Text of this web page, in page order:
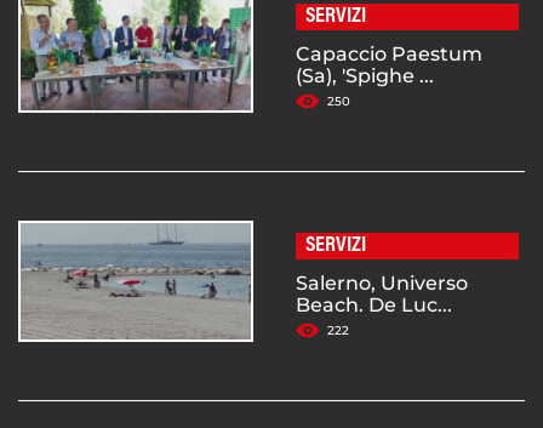
SERVIZI
Capaccio Paestum
(Sa), 'Spighe ...
250
SERVIZI
Salerno, Universo
Beach. De Luc...
222